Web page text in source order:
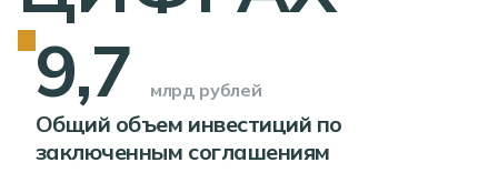
9,7
млрд рублей
Общий объем инвестиций по
заключенным соглашениям